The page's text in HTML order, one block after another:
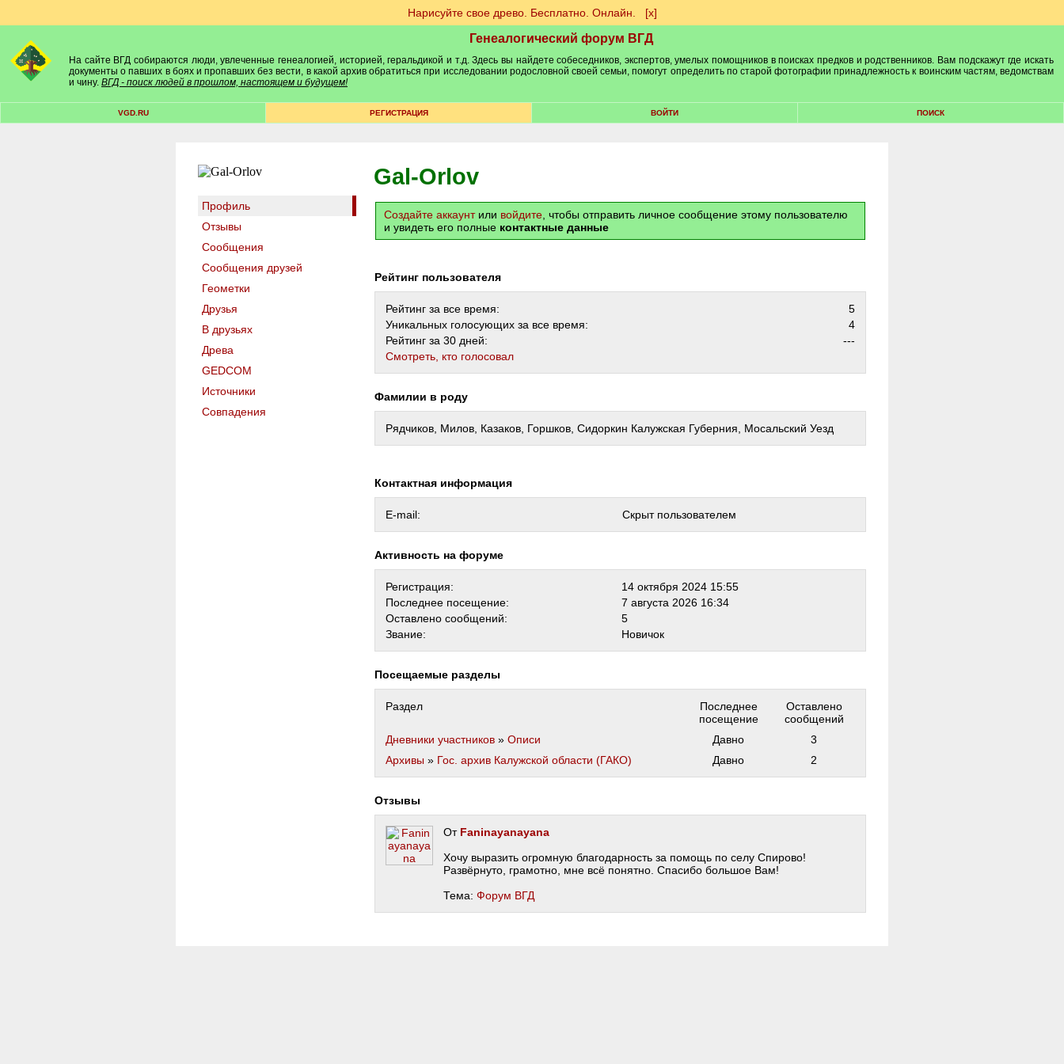
Нарисуйте свое древо. Бесплатно. Онлайн. [х]
Генеалогический форум ВГД
На сайте ВГД собираются люди, увлеченные генеалогией, историей, геральдикой и т.д. Здесь вы найдете собеседников, экспертов, умелых помощников в поисках предков и родственников. Вам подскажут где искать
документы о павших в боях и пропавших без вести, в какой архив обратиться при исследовании родословной своей семьи, помогут определить по старой фотографии принадлежность к воинским частям, ведомствам
и чину. ВГД - поиск людей в прошлом, настоящем и будущем!
VGD.RU РЕГИСТРАЦИЯ ВОЙТИ ПОИСК
Профиль
Отзывы
Сообщения
Сообщения друзей
Геометки
Друзья
В друзьях
Древа
GEDCOM
Источники
Совпадения
Gal-Orlov
Создайте аккаунтили войдите , чтобы отправить личное сообщение этому пользователю
и увидеть его полные контактные данные
Рейтинг пользователя
Рейтинг за все время:
5
Уникальных голосующих за все время:
4
Рейтинг за 30 дней:
---
Cмотреть, кто голосовал
Фамилии в роду
Рядчиков, Милов, Казаков, Горшков, Сидоркин Калужская Губерния, Мосальский Уезд
Контактная информация
E-mail: Скрыт пользователем
Активность на форуме
Регистрация:
14 октября 2024 15:55
Последнее посещение:
7 августа 2026 16:34
Оставлено сообщений:
5
Звание:
Новичок
Посещаемые разделы
Раздел
Последнее
посещение
Оставлено
сообщений
Дневники участников » Описи Давно
3
Архивы » Гос. архив Калужской области (ГАКО) Давно 2
Отзывы
От Faninayanayana
Хочу выразить огромную благодарность за помощь по селу Спирово!
Развёрнуто, грамотно, мне всё понятно. Спасибо большое Вам!
Тема: Форум ВГД